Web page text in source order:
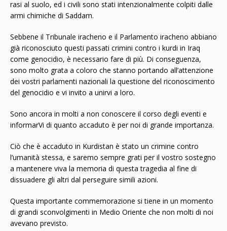
rasi al suolo, ed i civili sono stati intenzionalmente colpiti dalle
armi chimiche di Saddam.
Sebbene il Tribunale iracheno e il Parlamento iracheno abbiano
già riconosciuto questi passati crimini contro i kurdi in Iraq
come genocidio, è necessario fare di più. Di conseguenza,
sono molto grata a coloro che stanno portando all’attenzione
dei vostri parlamenti nazionali la questione del riconoscimento
del genocidio e vi invito a unirvi a loro.
Sono ancora in molti a non conoscere il corso degli eventi e
informarVi di quanto accaduto è per noi di grande importanza.
Ciò che è accaduto in Kurdistan è stato un crimine contro
l’umanità stessa, e saremo sempre grati per il vostro sostegno
a mantenere viva la memoria di questa tragedia al fine di
dissuadere gli altri dal perseguire simili azioni.
Questa importante commemorazione si tiene in un momento
di grandi sconvolgimenti in Medio Oriente che non molti di noi
avevano previsto.